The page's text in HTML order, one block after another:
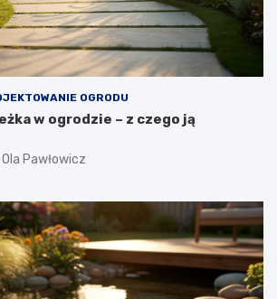
OGRODU
w ogrodzie – z czego ją
Ola Pawłowicz